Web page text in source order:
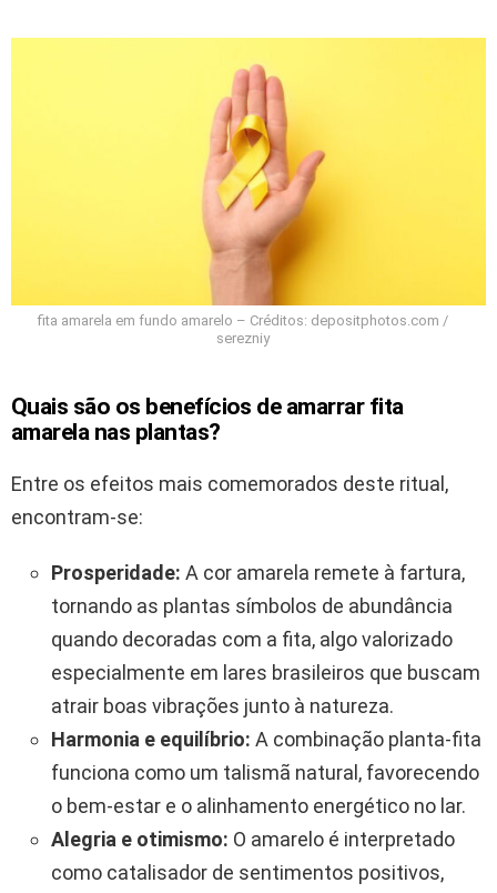
fita amarela em fundo amarelo – Créditos: depositphotos.com /
serezniy
Quais são os benefícios de amarrar fita
amarela nas plantas?
Entre os efeitos mais comemorados deste ritual,
encontram-se:
Prosperidade: A cor amarela remete à fartura,
tornando as plantas símbolos de abundância
quando decoradas com a fita, algo valorizado
especialmente em lares brasileiros que buscam
atrair boas vibrações junto à natureza.
Harmonia e equilíbrio: A combinação planta-fita
funciona como um talismã natural, favorecendo
o bem-estar e o alinhamento energético no lar.
Alegria e otimismo: O amarelo é interpretado
como catalisador de sentimentos positivos,